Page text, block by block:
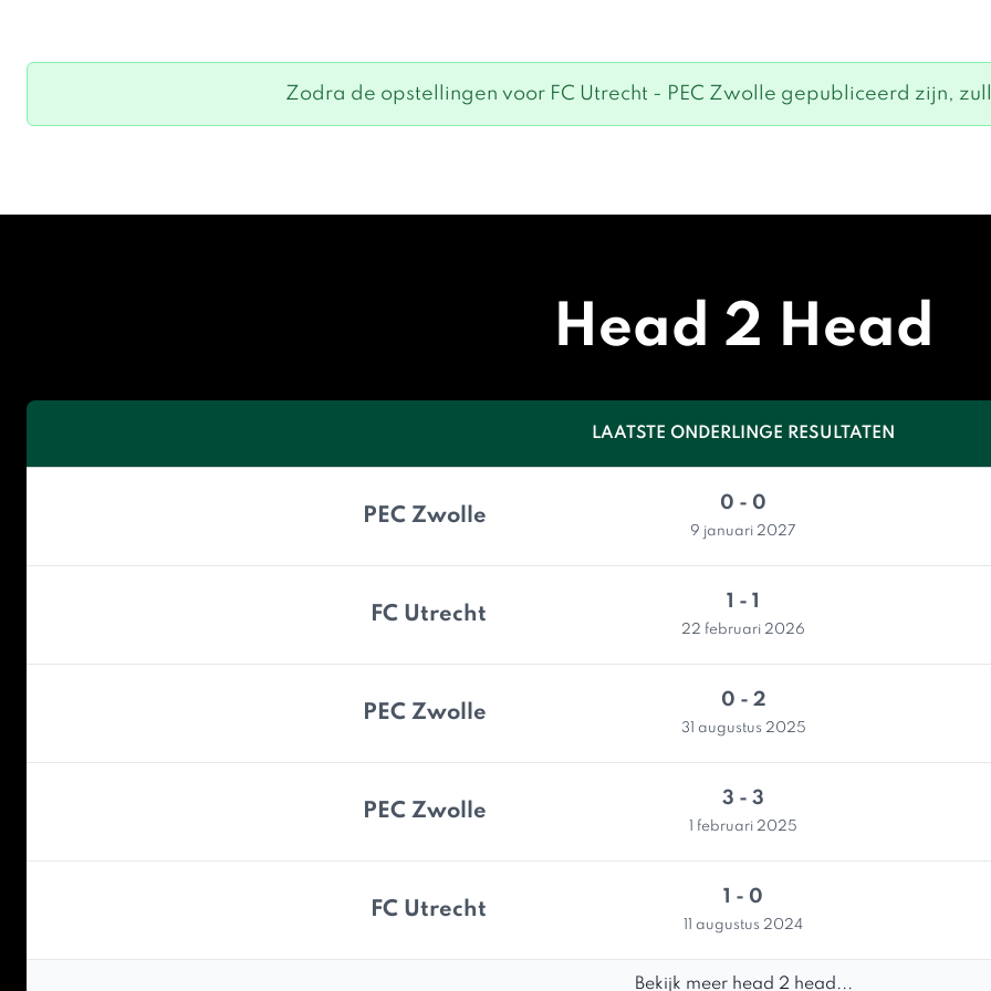
Zodra de opstellingen voor FC Utrecht - PEC Zwolle gepubliceerd zijn,
Head 2 Head
LAATSTE ONDERLINGE RESULTATEN
PEC Zwolle
0 - 0
9 januari 2027
FC Utrecht
1 - 1
22 februari 2026
PEC Zwolle
0 - 2
31 augustus 2025
PEC Zwolle
3 - 3
1 februari 2025
FC Utrecht
1 - 0
11 augustus 2024
Bekijk meer head 2 head...